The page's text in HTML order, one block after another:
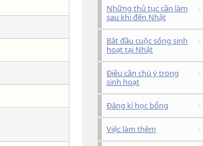
Những thủ tục cần làm
sau khi đến Nhật
Bắt đầu cuộc sống sinh
hoạt tại Nhật
Điều cần chú ý trong
sinh hoạt
Đăng kí học bổng
Việc làm thêm